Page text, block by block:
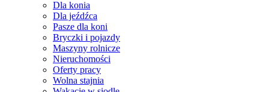
Dla konia
Dla jeźdźca
Pasze dla koni
Bryczki i pojazdy
Maszyny rolnicze
Nieruchomości
Oferty pracy
Wolna stajnia